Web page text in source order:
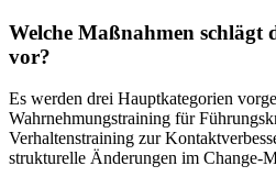
Welche Maßnahmen
vor?
Es werden drei Hauptkategorien
Wahrnehmungstraining für
Verhaltenstraining zur
strukturelle Änderungen im Change-